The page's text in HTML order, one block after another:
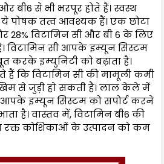
बी6 से भी भरपूर होते हैं। स्वस्थ
ये पोषक तत्व आवश्यक हैं। एक छोटा
28% विटामिन सी और बी 6 के लिए
विटामिन सी आपके इम्यून सिस्टम
करके इम्युनिटी को बढ़ाता है।
हैं कि विटामिन सी की मामूली कमी
से जुड़ी हो सकती है। लाल केले में
आपके इम्यून सिस्टम को सपोर्ट करने
है। वास्तव में, विटामिन बी6 की
कोशिकाओं के उत्पादन को कम